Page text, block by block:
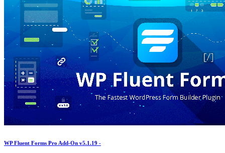
WP Fluent Forms Pro Add-On v5.1.19 -